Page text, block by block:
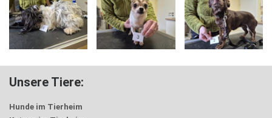
Unsere Tiere:
Hunde im Tierheim